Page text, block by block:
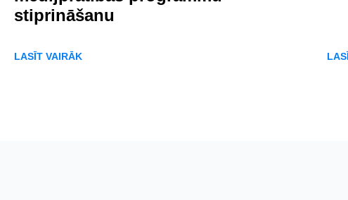
stiprināšanu
LASĪT VAIRĀK